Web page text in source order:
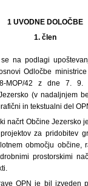
1 UVODNE DOLOČBE
1. člen
na podlagi
Odločbe
MOP/42 z dne 7. 9.
(v nadaljnjem
in tekstualni del
načrt Občine Jezersko
za pridobitev
območju občine,
prostorskimi
OPN je bil izveden